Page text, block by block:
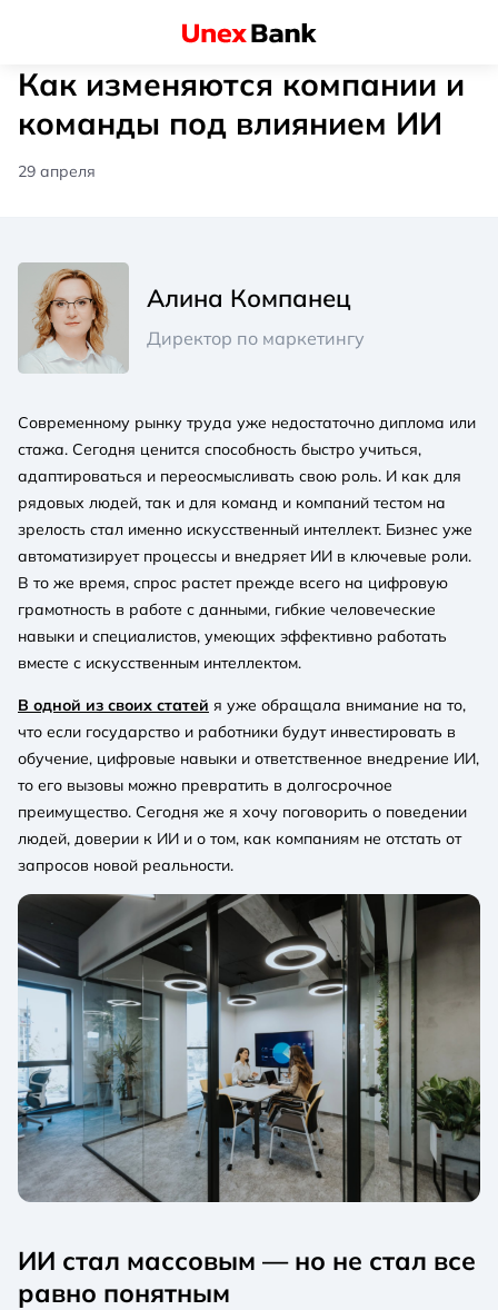
Как изменяются компании и
команды под влиянием ИИ
29 апреля
Алина Компанец
Директор по маркетингу
Современному рынку труда уже недостаточно диплома или
стажа. Сегодня ценится способность быстро учиться,
адаптироваться и переосмысливать свою роль. И как для
рядовых людей, так и для команд и компаний тестом на
зрелость стал именно искусственный интеллект. Бизнес уже
автоматизирует процессы и внедряет ИИ в ключевые роли.
В то же время, спрос растет прежде всего на цифровую
грамотность в работе с данными, гибкие человеческие
навыки и специалистов, умеющих эффективно работать
вместе с искусственным интеллектом.
В одной из своих статей я уже обращала внимание на то,
что если государство и работники будут инвестировать в
обучение, цифровые навыки и ответственное внедрение ИИ,
то его вызовы можно превратить в долгосрочное
преимущество. Сегодня же я хочу поговорить о поведении
людей, доверии к ИИ и о том, как компаниям не отстать от
запросов новой реальности.
ИИ стал массовым — но не стал все
равно понятным